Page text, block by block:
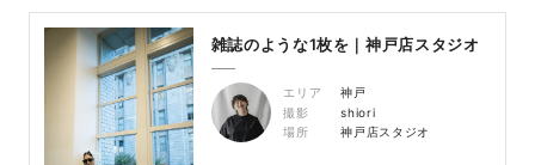
雑誌のような1枚を｜神戸店スタジオ
エリア
神戸
撮影
shiori
場所
神戸店スタジオ